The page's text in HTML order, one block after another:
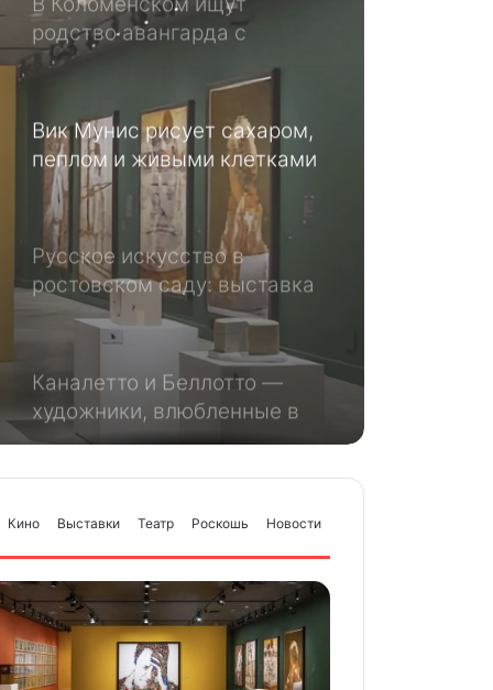
родство авангарда с
иконами
Вик Мунис рисует сахаром,
пеплом и живыми клетками
Русское искусство в
ростовском саду: выставка
«Митрополичье варенье»
Каналетто и Беллотто —
художники, влюбленные в
город
на второй малой родине
Музей Гуггенхайма в Абу-
Даби откроется в декабре
Кино Выставки Театр Роскошь Новости